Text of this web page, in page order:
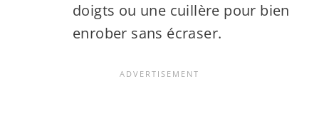
doigts ou une cuillère pour bien
enrober sans écraser.